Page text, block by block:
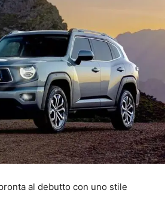
al debutto con uno stile